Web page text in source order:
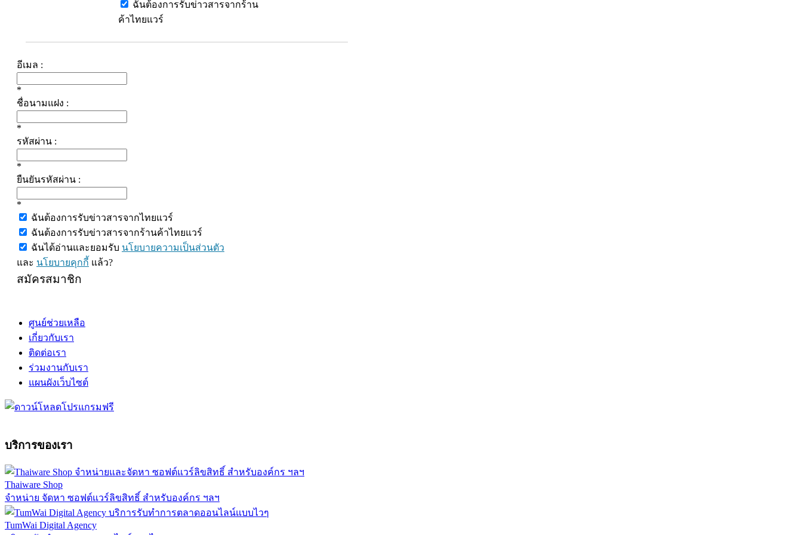
ฉันต้องการรับข่าวสารจากร้าน
ค้าไทยแวร์
อีเมล :
*
ชื่อนามแฝง :
*
รหัสผ่าน :
*
ยืนยันรหัสผ่าน :
*
ฉันต้องการรับข่าวสารจากไทยแวร์
ฉันต้องการรับข่าวสารจากร้านค้าไทยแวร์
ฉันได้อ่านและยอมรับ นโยบายความเป็นส่วนตัว
และ นโยบายคุกกี้ แล้ว?
สมัครสมาชิก
ศูนย์ช่วยเหลือ
เกี่ยวกับเรา
ติดต่อเรา
ร่วมงานกับเรา
แผนผังเว็บไซต์
บริการของเรา
Thaiware Shop
จำหน่าย จัดหา ซอฟต์แวร์ลิขสิทธิ์ สำหรับองค์กร ฯลฯ
TumWai Digital Agency